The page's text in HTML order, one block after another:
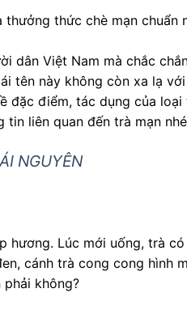
thưởng thức chè mạn chuẩn
dân Việt Nam mà chắc
tên này không còn xa lạ
đặc điểm, tác dụng của loại
tin liên quan đến trà mạn
NGUYÊN
hương. Lúc mới uống, trà
cánh trà cong cong hình
không?